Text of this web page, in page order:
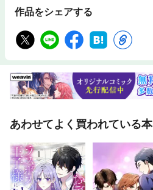
作品をシェアする
あわせてよく買われている本